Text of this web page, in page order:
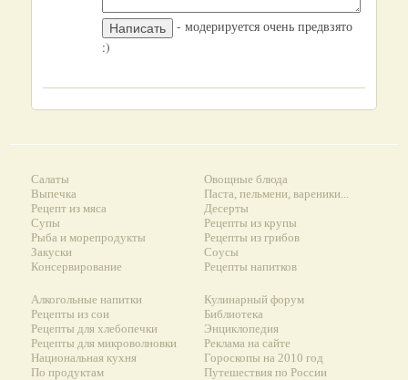
- модерируется очень предвзято
:)
Салаты
Выпечка
Рецепт из мяса
Супы
Рыба и морепродукты
Закуски
Консервирование
Овощные блюда
Паста, пельмени, вареники...
Десерты
Рецепты из крупы
Рецепты из грибов
Соусы
Рецепты напитков
Алкогольные напитки
Рецепты из сои
Рецепты для хлебопечки
Рецепты для микроволновки
Национальная кухня
По продуктам
Кулинарный форум
Библиотека
Энциклопедия
Реклама на сайте
Гороскопы на 2010 год
Путешествия по России